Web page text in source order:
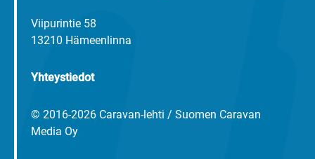
Viipurintie 58
13210 Hämeenlinna
Yhteystiedot
© 2016-2026 Caravan-lehti / Suomen Caravan
Media Oy